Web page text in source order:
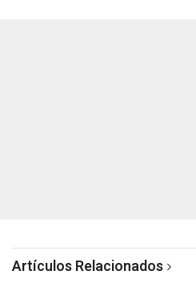
Artículos Relacionados